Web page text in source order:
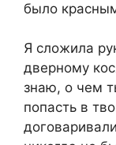
было
Я сложила
дверному
знаю, о чем
попасть в